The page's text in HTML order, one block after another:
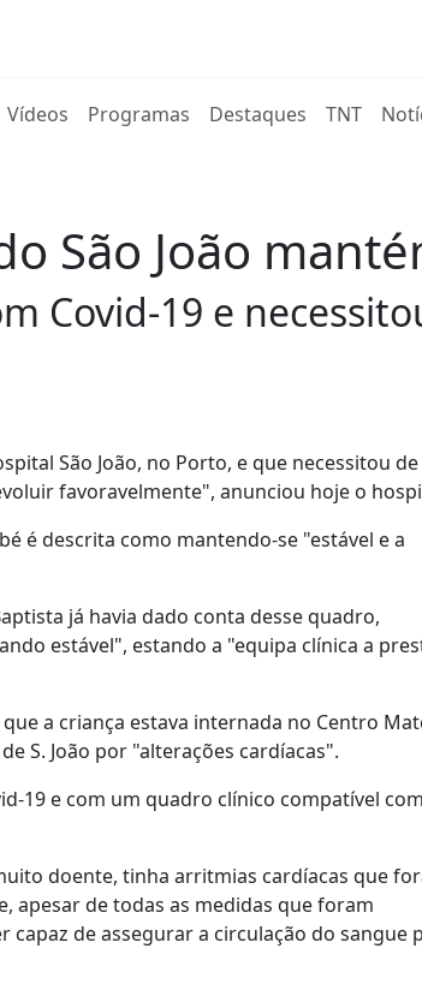
Vídeos Programas Destaques TNT
São João
Covid-19 e
São João, no Porto, e que necessitou de
favoravelmente", anunciou hoje o
é descrita como mantendo-se "estável e a
já havia dado conta desse quadro,
estável", estando a "equipa clínica a
a criança estava internada no Centro
S. João por "alterações cardíacas".
19 e com um quadro clínico compatível
doente, tinha arritmias cardíacas que
apesar de todas as medidas que foram
de assegurar a circulação do sangue